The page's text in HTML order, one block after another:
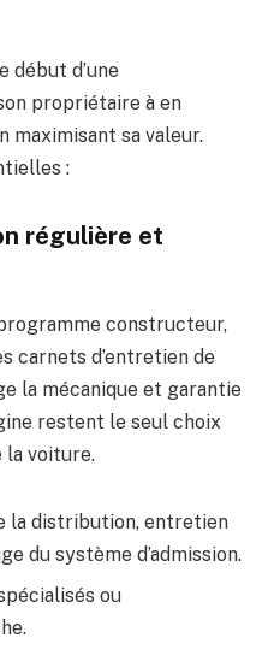
début d’une
propriétaire à en
maximisant sa valeur.
:
régulière et
constructeur,
carnets d’entretien de
la mécanique et garantie
restent le seul choix
la voiture.
la distribution, entretien
du système d’admission.
ou